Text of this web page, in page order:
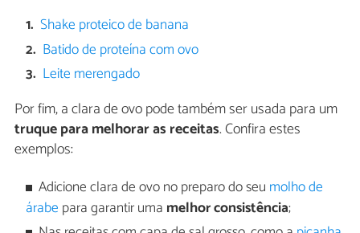
Shake proteico de banana
Batido de proteína com ovo
Leite merengado
Por fim, a clara de ovo pode também ser usada para um
truque para melhorar as receitas. Confira estes
exemplos:
Adicione clara de ovo no preparo do seu molho de
árabe para garantir uma melhor consistência;